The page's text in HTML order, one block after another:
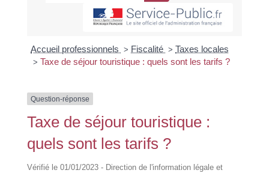
Accueil professionnels > Fiscalité > Taxes locales
> Taxe de séjour touristique : quels sont les tarifs ?
Question-réponse
Taxe de séjour touristique :
quels sont les tarifs ?
Vérifié le 01/01/2023 - Direction de l'information légale et